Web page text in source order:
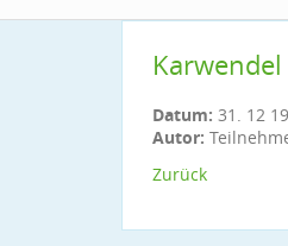
Datum: 31. 12
Autor:
Zurück